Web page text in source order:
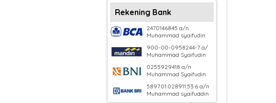
Rekening Bank
2470146845 a/n
Muhammad syaifudin
900-00-0958244-7 a/
Muhammad Syaifudin
0255929418 a/n
Muhammad Syaifudin
5897.01.028911.53.6 a/n
Muhammad syaifuddin